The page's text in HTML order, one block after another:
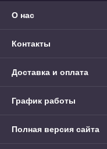
О нас
Контакты
Доставка и оплата
График работы
Полная версия сайта